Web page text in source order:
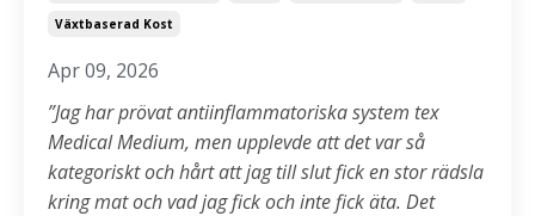
Växtbaserad Kost
Apr 09, 2026
”Jag har prövat antiinflammatoriska system tex
Medical Medium, men upplevde att det var så
kategoriskt och hårt att jag till slut fick en stor rädsla
kring mat och vad jag fick och inte fick äta. Det